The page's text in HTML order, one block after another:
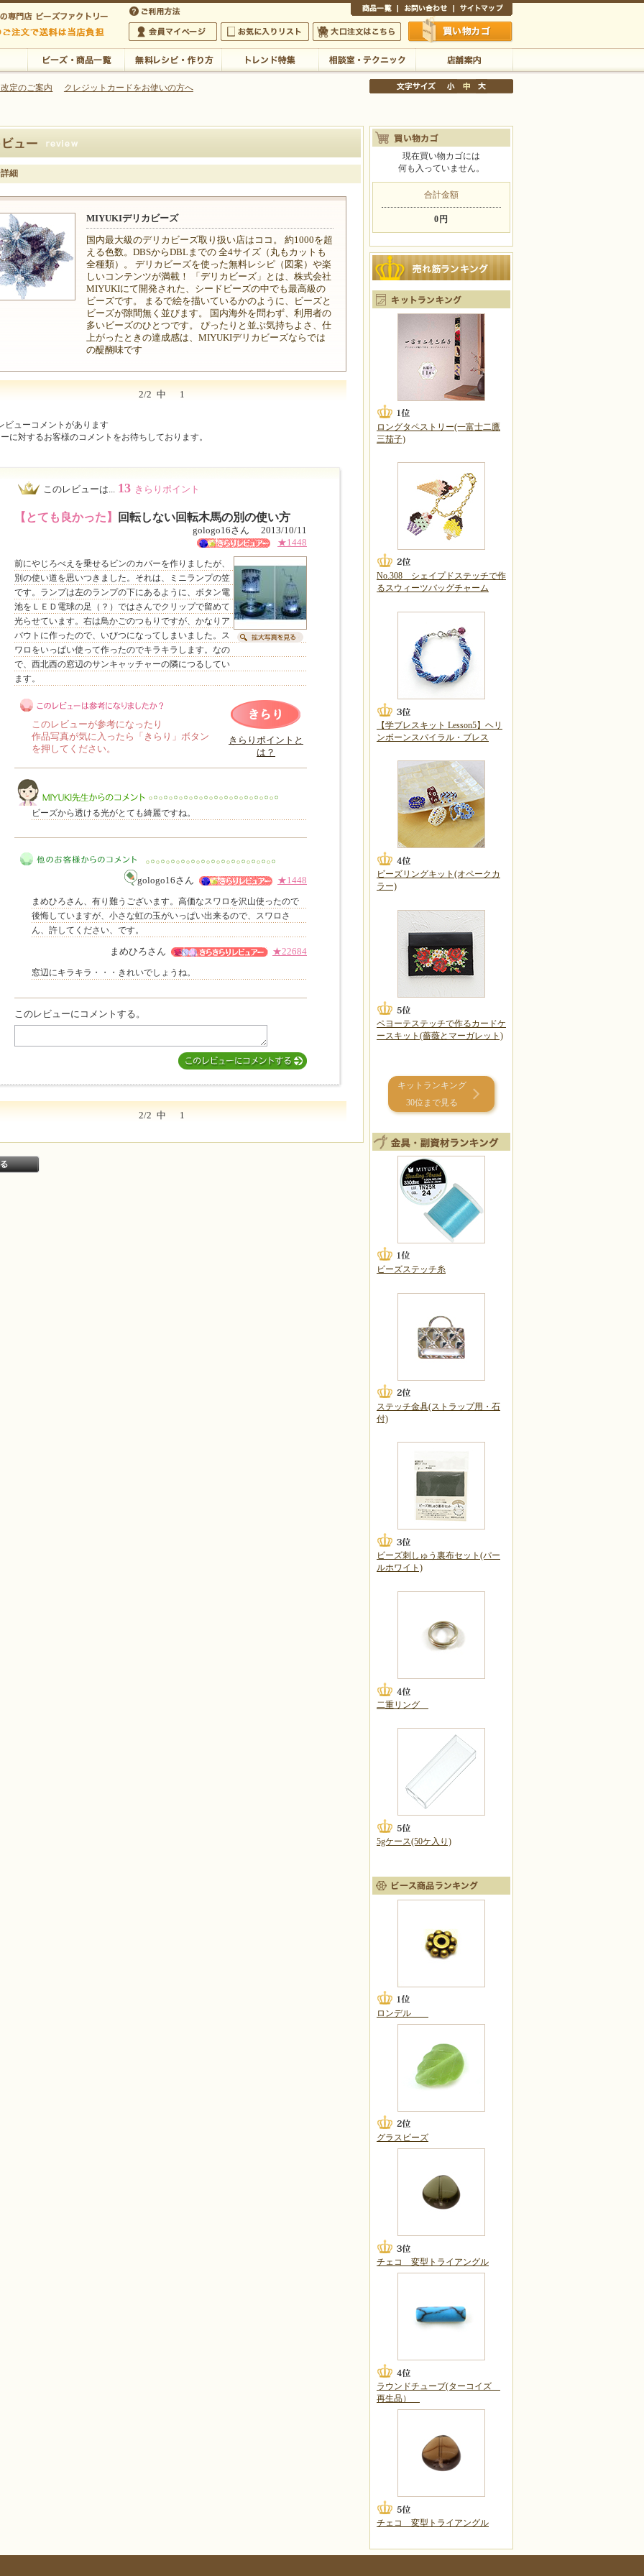
クセサリーの専門店
会員マイページ
お気に入りリスト 大口注文はこちら 買い物かご
店舗案内
定のご案内 クレジットカードをお使いの方へ
細
MIYUKIデリカビーズ
国内最大級のデリカビーズ取り扱い店はココ。 約1000を超
える色数。DBSからDBLまでの 全4サイズ（丸もカットも
全種類）。 デリカビーズを使った無料レシピ（図案）や楽
しいコンテンツが満載！ 「デリカビーズ」とは、株式会社
MIYUKIにて開発された、シードビーズの中でも最高級の
ビーズです。 まるで絵を描いているかのように、ビーズと
ビーズが隙間無く並びます。 国内海外を問わず、利用者の
多いビーズのひとつです。 ぴったりと並ぶ気持ちよさ、仕
上がったときの達成感は、MIYUKIデリカビーズならでは
の醍醐味です
2/2 中 1
ビューコメントがあります
に対するお客様のコメントをお待ちしております。
このレビューは... 13 きらりポイント
【とても良かった】 回転しない回転木馬の別の使い方
gologo16さん 2013/10/11
★1448
前にやじろべえを乗せるビンのカバーを作りましたが、
別の使い道を思いつきました。それは、ミニランプの笠
です。ランプは左のランプの下にあるように、ボタン電
池をＬＥＤ電球の足（？）ではさんでクリップで留めて
光らせています。右は鳥かごのつもりですが、かなりア
バウトに作ったので、いびつになってしまいました。ス
ワロをいっぱい使って作ったのでキラキラします。なの
で、西北西の窓辺のサンキャッチャーの隣につるしてい
ます。
このレビューは参考になりましたか？
このレビューが参考になったり
作品写真が気に入ったら「きらり」ボタン
を押してください。
きらりポイントと
は？
MIYUKI先生からのコメント
ビーズから透ける光がとても綺麗ですね。
他のお客様からのコメント
gologo16さん ★1448
まめひろさん、有り難うございます。高価なスワロを沢山使ったので
後悔していますが、小さな虹の玉がいっぱい出来るので、スワロさ
ん、許してください、です。
まめひろさん ★22684
窓辺にキラキラ・・・きれいでしょうね。
このレビューにコメントする。
2/2 中 1
現在買い物カゴには
何も入っていません。
合計金額
0円
ロングタペストリー(一富士二鷹
三茄子)
No.308 シェイプドステッチで作
るスウィーツバッグチャーム
【学ブレスキット Lesson5】ヘリ
ンボーンスパイラル・ブレス
ビーズリングキット(オペークカ
ラー)
ペヨーテステッチで作るカードケ
ースキット(薔薇とマーガレット)
キットランキング
30位まで見る
ビーズステッチ糸
ステッチ金具(ストラップ用・石
付)
ビーズ刺しゅう裏布セット(パー
ルホワイト)
二重リング
5gケース(50ケ入り)
ロンデル
グラスビーズ
チェコ 変型トライアングル
ラウンドチューブ(ターコイズ
再生品）
チェコ 変型トライアングル